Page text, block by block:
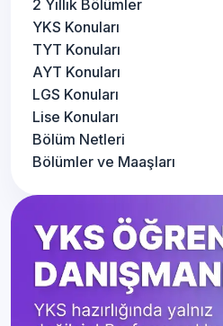
2 Yıllık Bölümler
YKS Konuları
TYT Konuları
AYT Konuları
LGS Konuları
Lise Konuları
Bölüm Netleri
Bölümler ve Maaşları